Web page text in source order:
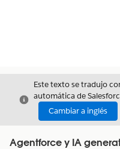
Cerrar
Este texto se tradujo
automática de
Cambiar a inglés
Agentforce y IA